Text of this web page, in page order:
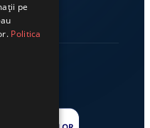
pe
Politica